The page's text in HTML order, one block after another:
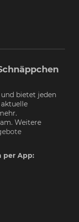
bietet jeden
Weitere
per App: